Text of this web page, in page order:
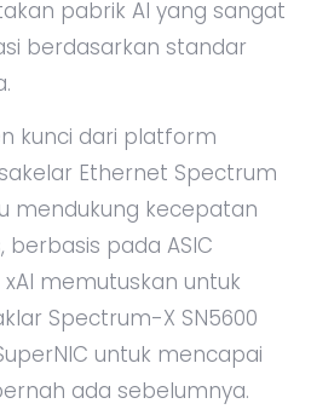
pabrik AI yang sangat
berdasarkan standar
kunci dari platform
Ethernet Spectrum
mendukung kecepatan
pada ASIC
memutuskan untuk
Spectrum-X SN5600
untuk mencapai
ada sebelumnya.